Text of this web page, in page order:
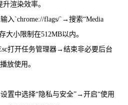
渲染效率。
入`chrome://flags/`→搜索“Media
大小限制在512MB以内。
打开任务管理器→结束非必要后台
放使用。
置中选择“隐私与安全”→开启“使用